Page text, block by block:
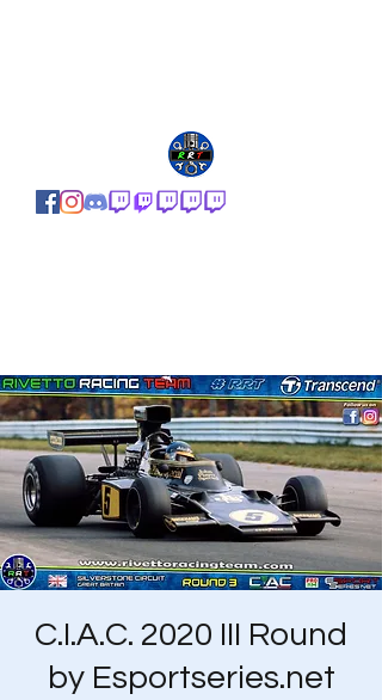
C.I.A.C. 2020 III Round
by Esportseries.net